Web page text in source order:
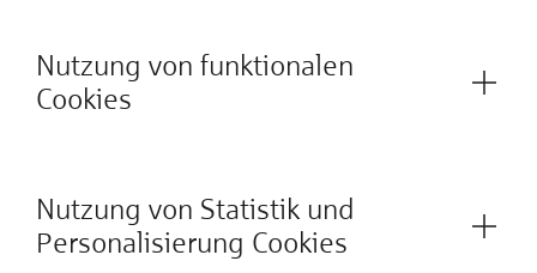
Nutzung von funktionalen
Cookies
Nutzung von Statistik und
Personalisierung Cookies